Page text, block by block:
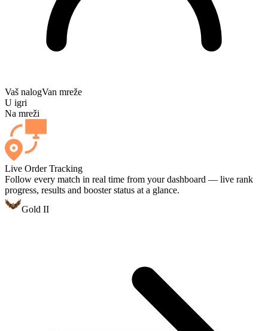
Vaš nalogVan mreže
U igri
Na mreži
Live Order Tracking
Follow every match in real time from your dashboard — live rank
progress, results and booster status at a glance.
Gold II